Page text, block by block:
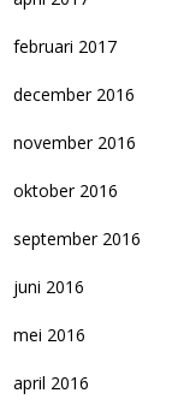
februari 2017
december 2016
november 2016
oktober 2016
september 2016
juni 2016
mei 2016
april 2016